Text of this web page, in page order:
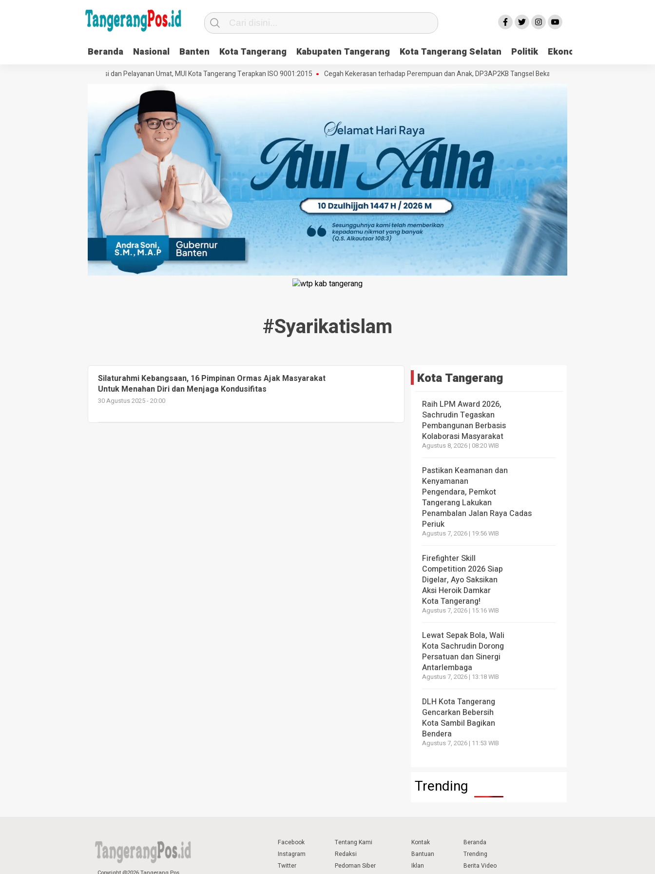
Beranda Nasional Banten Kota Tangerang Kabupaten Tangerang Kota Tangerang Selatan Politik Ekonomi
Perkuat Tata Kelola Organisasi dan Pelayanan Umat, MUI Kota Tangerang Terapkan ISO 9001:2015 Cegah Kekerasan terhadap Perempuan dan Anak, DP3AP2KB Tangsel Bekali Masyarakat Manajemen Stres dan
#syarikatislam
Silaturahmi Kebangsaan, 16 Pimpinan Ormas Ajak Masyarakat
Untuk Menahan Diri dan Menjaga Kondusifitas
30 Agustus 2025 - 20:00
Kota Tangerang
Raih LPM Award 2026,
Sachrudin Tegaskan
Pembangunan Berbasis
Kolaborasi Masyarakat
Agustus 8, 2026 | 08:20 WIB
Pastikan Keamanan dan
Kenyamanan
Pengendara, Pemkot
Tangerang Lakukan
Penambalan Jalan Raya Cadas
Periuk
Agustus 7, 2026 | 19:56 WIB
Firefighter Skill
Competition 2026 Siap
Digelar, Ayo Saksikan
Aksi Heroik Damkar
Kota Tangerang!
Agustus 7, 2026 | 15:16 WIB
Lewat Sepak Bola, Wali
Kota Sachrudin Dorong
Persatuan dan Sinergi
Antarlembaga
Agustus 7, 2026 | 13:18 WIB
DLH Kota Tangerang
Gencarkan Bebersih
Kota Sambil Bagikan
Bendera
Agustus 7, 2026 | 11:53 WIB
Trending
Facebook
Instagram
Twitter
Tentang Kami
Redaksi
Pedoman Siber
Kontak
Bantuan
Iklan
Beranda
Trending
Berita Video